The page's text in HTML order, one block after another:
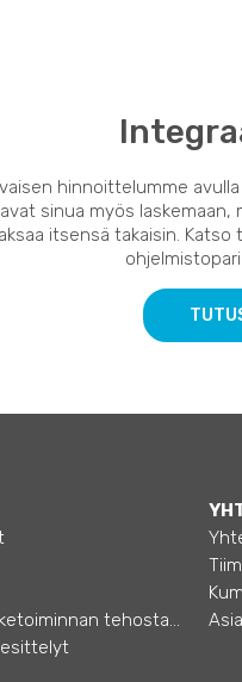
hinnoittelumme
sinua myös
itsensä takaisin.
Opas – Liiketoiminnan tehostamiseen